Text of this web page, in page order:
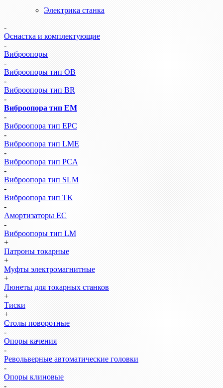
Электрика станка
-
Оснастка и комплектующие
-
Виброопоры
-
Виброопоры тип ОВ
-
Виброопоры тип BR
-
Виброопора тип EM
-
Виброопора тип EPC
-
Виброопора тип LME
-
Виброопора тип PCA
-
Виброопора тип SLM
-
Виброопора тип TK
-
Амортизаторы EC
-
Виброопоры тип LM
+
Патроны токарные
+
Муфты электромагнитные
+
Люнеты для токарных станков
+
Тиски
+
Столы поворотные
-
Опоры качения
-
Револьверные автоматические головки
-
Опоры клиновые
-